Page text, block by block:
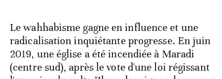
Le wahhabisme gagne en influence et une
radicalisation inquiétante progresse. En juin
2019, une église a été incendiée à Maradi
(centre sud), après le vote d'une loi régissant